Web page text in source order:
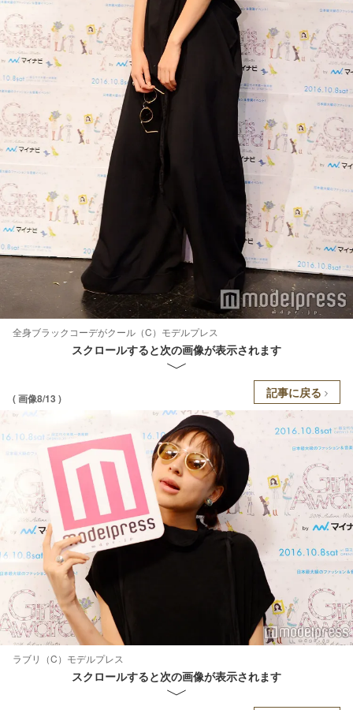
全身ブラックコーデがクール（C）モデルプレス
スクロールすると次の画像が表示されます
( 画像8/13 ) 記事に戻る
ラブリ（C）モデルプレス
スクロールすると次の画像が表示されます